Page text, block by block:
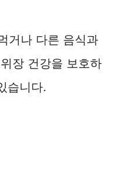
거나 다른 음식과
장 건강을 보호하
습니다.